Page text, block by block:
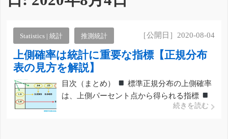
Statistics | 統計 推測統計 ［公開日］2020-08-04
上側確率は統計に重要な指標【正規分布
表の見方を解説】
目次（まとめ）
標準正規分布の上側確率
は、上側パーセント点から得られる指標
上側確率とパーセント点の関係は、正規分布
続きを読む